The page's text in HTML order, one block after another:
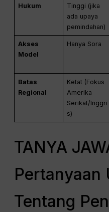
Hukum
Tinggi (jika
ada upaya
pemindahan)
Akses
Model
Hanya Sora
Batas
Regional
Ketat (Fokus
Amerika
Serikat/Inggri
s)
TANYA
Pertanyaan
Tentang